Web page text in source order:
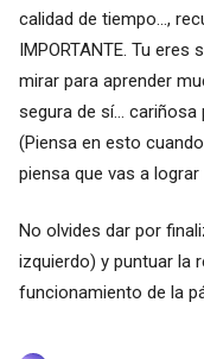
calidad de tiempo...,
IMPORTANTE. Tu
mirar para aprender
segura de sí...
(Piensa en esto
piensa que vas a
No olvides dar por
izquierdo) y puntuar la
funcionamiento de la